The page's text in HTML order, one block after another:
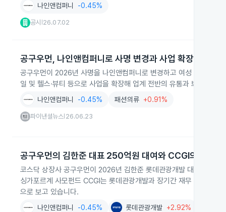
나인앤컴퍼니 -0.45%
공시 26.07.02
공구우먼, 나인앤컴퍼니로 사명 변경과 사업 확장
공구우먼이 2026년 사명을 나인앤컴퍼니로 변경하고 여성 패션을
일 및 헬스·뷰티 등으로 사업을 확장해 업계 전반의 유통과 브랜드 경
나인앤컴퍼니 -0.45% 패션의류 +0.91%
파이낸셜뉴스 26.06.23
공구우먼의 김한준 대표 250억원 대여와 CCGI의 재무
코스닥 상장사 공구우먼이 2026년 김한준 롯데관광개발 대표에게
싱가포르계 사모펀드 CCGI는 롯데관광개발과 장기간 재무 협력을
으로 보고 있습니다.
나인앤컴퍼니 -0.45% 롯데관광개발 +2.92%